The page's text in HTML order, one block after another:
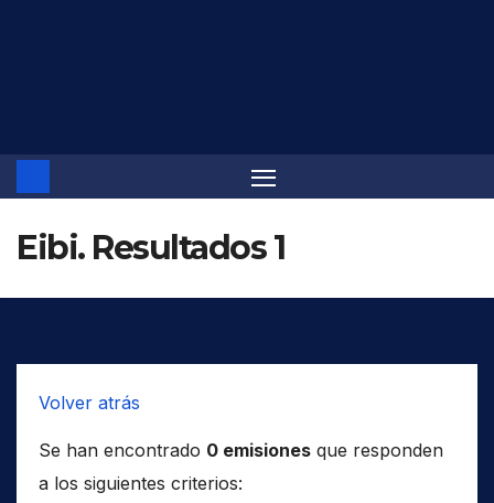
Eibi. Resultados 1
Volver atrás
Se han encontrado 0 emisiones que responden
a los siguientes criterios: